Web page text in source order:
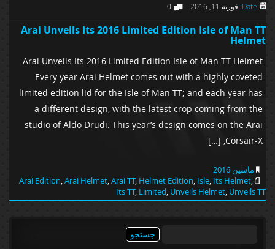
Date: فوریه 11, 2016 0
Arai Unveils Its 2016 Limited Edition Isle of Man TT
Helmet
Arai Unveils Its 2016 Limited Edition Isle of Man TT Helmet
Every year Arai Helmet comes out with a highly coveted
limited edition lid for the Isle of Man TT; and each year has
a different design, with the latest crop coming from the
studio of Aldo Drudi. This year’s design comes on the Arai
Corsair-X, […]
ماشین 2016
Arai Edition,Arai Helmet,Arai TT,Helmet Edition,Isle, Its Helmet
Its TT,Limited,Unveils Helmet,Unveils TT